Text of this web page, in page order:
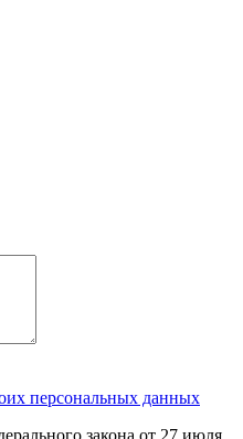
персональных данных